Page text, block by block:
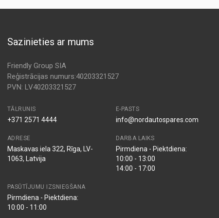
Sazinieties ar mums
Friendly Group SIA
Reģistrācijas numurs:40203321527
PVN: LV40203321527
TĀLRUNIS
+371 2571 4444
E-PASTS
info@nordautospares.com
ADRESE
Maskavas iela 322, Rīga, LV-
1063, Latvija
DARBA LAIKS
Pirmdiena - Piektdiena:
10:00 - 13:00
14:00 - 17:00
PASŪTĪJUMU IZSNIEGŠANA
Pirmdiena - Piektdiena:
10:00 - 11:00